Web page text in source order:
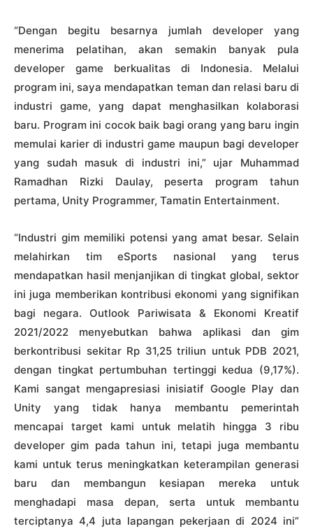
“Dengan begitu besarnya jumlah developer yang
menerima pelatihan, akan semakin banyak pula
developer game berkualitas di Indonesia. Melalui
program ini, saya mendapatkan teman dan relasi baru di
industri game, yang dapat menghasilkan kolaborasi
baru. Program ini cocok baik bagi orang yang baru ingin
memulai karier di industri game maupun bagi developer
yang sudah masuk di industri ini,” ujar Muhammad
Ramadhan Rizki Daulay, peserta program tahun
pertama, Unity Programmer, Tamatin Entertainment.
“Industri gim memiliki potensi yang amat besar. Selain
melahirkan tim eSports nasional yang terus
mendapatkan hasil menjanjikan di tingkat global, sektor
ini juga memberikan kontribusi ekonomi yang signifikan
bagi negara. Outlook Pariwisata & Ekonomi Kreatif
2021/2022 menyebutkan bahwa aplikasi dan gim
berkontribusi sekitar Rp 31,25 triliun untuk PDB 2021,
dengan tingkat pertumbuhan tertinggi kedua (9,17%).
Kami sangat mengapresiasi inisiatif Google Play dan
Unity yang tidak hanya membantu pemerintah
mencapai target kami untuk melatih hingga 3 ribu
developer gim pada tahun ini, tetapi juga membantu
kami untuk terus meningkatkan keterampilan generasi
baru dan membangun kesiapan mereka untuk
menghadapi masa depan, serta untuk membantu
terciptanya 4,4 juta lapangan pekerjaan di 2024 ini”